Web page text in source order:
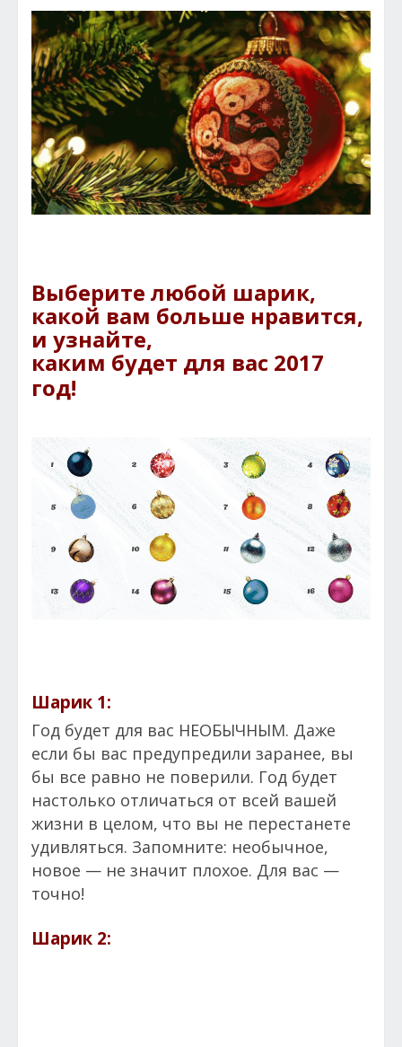
Выберите любой шарик,
какой вам больше нравится,
и узнайте,
каким будет для вас 2017
год!
Шарик 1:
Год будет для вас НЕОБЫЧНЫМ. Даже
если бы вас предупредили заранее, вы
бы все равно не поверили. Год будет
настолько отличаться от всей вашей
жизни в целом, что вы не перестанете
удивляться. Запомните: необычное,
новое — не значит плохое. Для вас —
точно!
Шарик 2: